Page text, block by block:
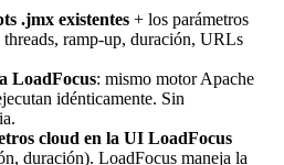
.jmx existentes + los parámetros
threads, ramp-up, duración, URLs
LoadFocus: mismo motor Apache
idénticamente. Sin
cloud en la UI LoadFocus
duración). LoadFocus maneja la